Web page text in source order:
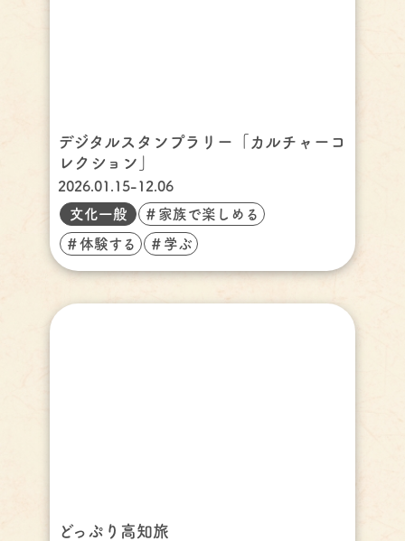
デジタルスタンプラリー「カルチャーコ
レクション」
2026.01.15-12.06
文化一般
＃家族で楽しめる
＃体験する ＃学ぶ
どっぷり高知旅